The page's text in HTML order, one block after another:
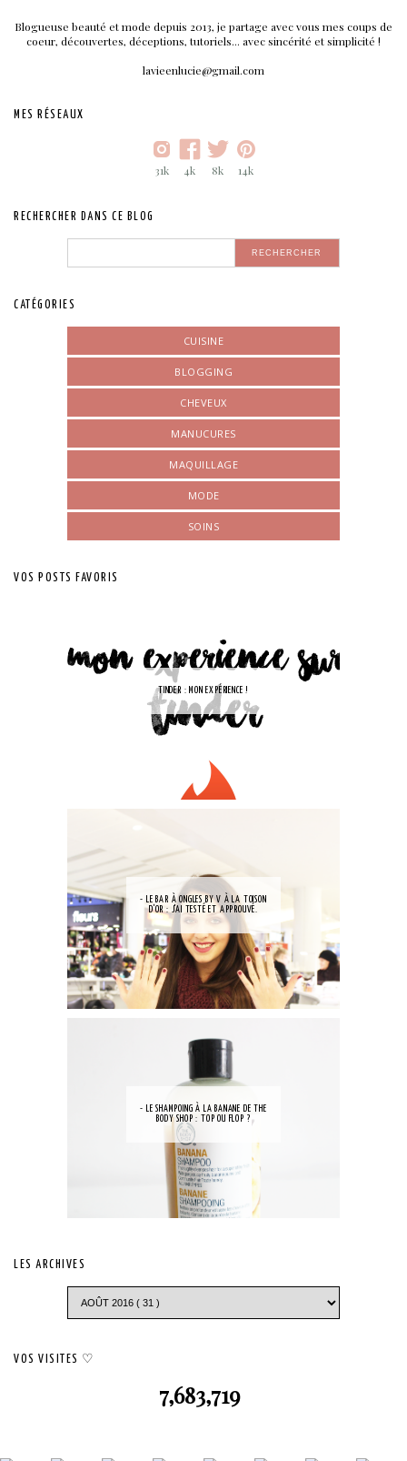
Blogueuse beauté et mode depuis 2013, je partage avec vous mes coups de
coeur, découvertes, déceptions, tutoriels... avec sincérité et simplicité !
lavieenlucie@gmail.com
MES RÉSEAUX
31k 4k 8k 14k
RECHERCHER DANS CE BLOG
CATÉGORIES
CUISINE
BLOGGING
CHEVEUX
MANUCURES
MAQUILLAGE
MODE
SOINS
VOS POSTS FAVORIS
TINDER : MON EXPÉRIENCE !
- LE BAR À ONGLES BY V À LA TOISON
D'OR : J'AI TESTÉ ET APPROUVÉ.
- LE SHAMPOING À LA BANANE DE THE
BODY SHOP : TOP OU FLOP ?
LES ARCHIVES
VOS VISITES ♡
7,683,719